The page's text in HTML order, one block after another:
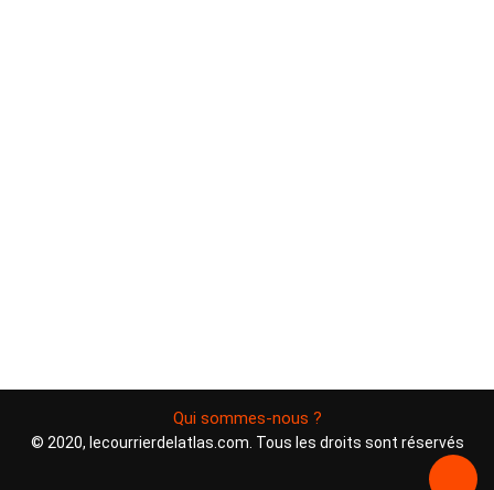
Qui sommes-nous ?
© 2020, lecourrierdelatlas.com. Tous les droits sont réservés